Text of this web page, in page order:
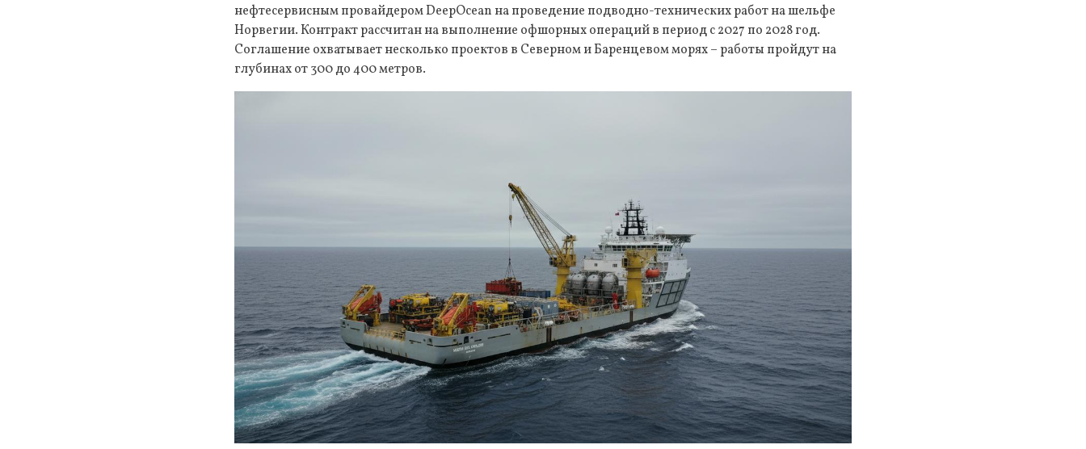
нефтесервисным провайдером DeepOcean на проведение подводно-технических работ на шельфе
Норвегии. Контракт рассчитан на выполнение офшорных операций в период с 2027 по 2028 год.
Соглашение охватывает несколько проектов в Северном и Баренцевом морях – работы пройдут на
глубинах от 300 до 400 метров.